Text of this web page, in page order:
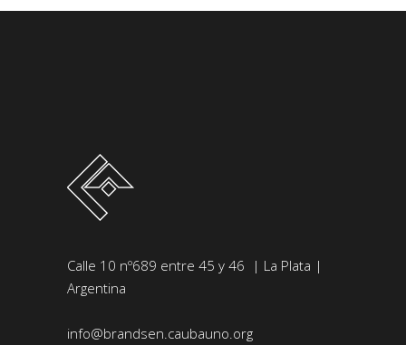
Calle 10 nº689 entre 45 y 46 | La Plata |
Argentina
info@brandsen.caubauno.org